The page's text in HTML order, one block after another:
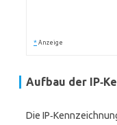
* Anzeige
Aufbau der
Die